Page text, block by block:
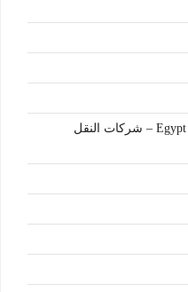
Egypt tourism transportation companies – شركات النقل